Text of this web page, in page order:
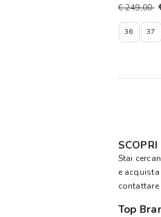
€ 249,00
36 37
Stai
e
Top